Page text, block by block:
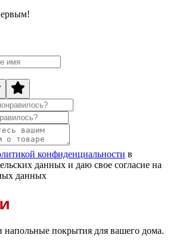
конфиденциальности в
данных и даю свое согласие на
данных
напольные покрытия для вашего дома.